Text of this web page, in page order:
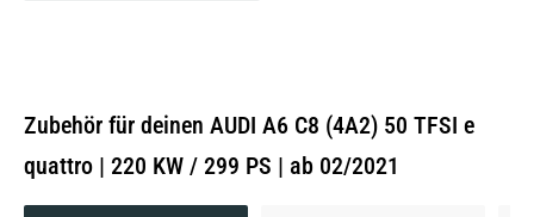
Zubehör für deinen AUDI A6 C8 (4A2) 50 TFSI e
quattro | 220 KW / 299 PS | ab 02/2021